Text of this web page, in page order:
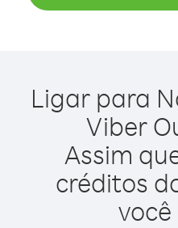
Ligar para
Viber
Assim
créditos